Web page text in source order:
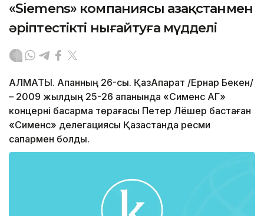
«Siemens» компаниясы Қазақстанмен
әріптестікті нығайтуға мүдделі
АЛМАТЫ. Ақпанның 26-сы. ҚазАқпарат /Ернар Бекен/
– 2009 жылдың 25-26 ақпанында «Сименс АГ»
концерні басқарма төрағасы Петер Лёшер бастаған
«Сименс» делегациясы Қазақстанда ресми
сапармен болды.